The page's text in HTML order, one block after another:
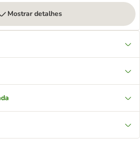
Mostrar detalhes